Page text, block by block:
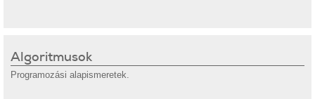
Algoritmusok
Programozási alapismeretek.